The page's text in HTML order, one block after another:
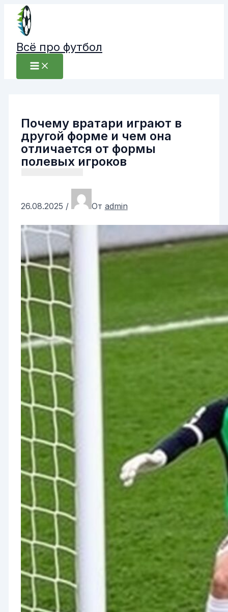
Перейти
содержимому
Всё про футбол
Почему вратари играют в
другой форме и чем она
отличается от формы
полевых игроков
26.08.2025 / От admin